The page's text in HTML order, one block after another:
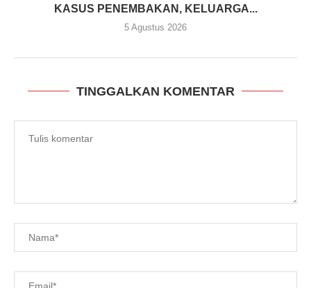
KASUS PENEMBAKAN, KELUARGA...
5 Agustus 2026
TINGGALKAN KOMENTAR